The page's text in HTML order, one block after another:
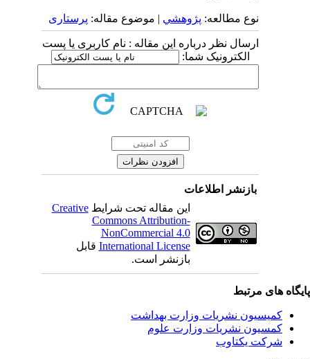
نوع مطالعه:پژوهشي| موضوع مقاله:پرستاری
ارسال نظر درباره این مقاله : نام کاربری یا پست
الکترونیک شما:
بازنشر اطلاعات
این مقاله تحت شرایطCreative
Commons Attribution-
NonCommercial 4.0
International Licenseقابل
بازنشر است.
های مرتبط
کمیسیون نشریات وزارت بهداشت
کمسیون نشریات وزارت علوم
شرکت یکتاوب